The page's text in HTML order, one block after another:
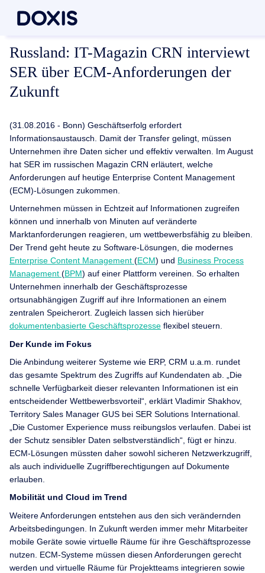
Russland: IT-Magazin CRN interviewt
SER über ECM-Anforderungen der
Zukunft
(31.08.2016 - Bonn) Geschäftserfolg erfordert
Informationsaustausch. Damit der Transfer gelingt, müssen
Unternehmen ihre Daten sicher und effektiv verwalten. Im August
hat SER im russischen Magazin CRN erläutert, welche
Anforderungen auf heutige Enterprise Content Management
(ECM)-Lösungen zukommen.
Unternehmen müssen in Echtzeit auf Informationen zugreifen
können und innerhalb von Minuten auf veränderte
Marktanforderungen reagieren, um wettbewerbsfähig zu bleiben.
Der Trend geht heute zu Software-Lösungen, die modernes
Enterprise Content Management (ECM) und Business Process
Management (BPM) auf einer Plattform vereinen. So erhalten
Unternehmen innerhalb der Geschäftsprozesse
ortsunabhängigen Zugriff auf ihre Informationen an einem
zentralen Speicherort. Zugleich lassen sich hierüber
dokumentenbasierte Geschäftsprozesse flexibel steuern.
Der Kunde im Fokus
Die Anbindung weiterer Systeme wie ERP, CRM u.a.m. rundet
das gesamte Spektrum des Zugriffs auf Kundendaten ab. „Die
schnelle Verfügbarkeit dieser relevanten Informationen ist ein
entscheidender Wettbewerbsvorteil“, erklärt Vladimir Shakhov,
Territory Sales Manager GUS bei SER Solutions International.
„Die Customer Experience muss reibungslos verlaufen. Dabei ist
der Schutz sensibler Daten selbstverständlich“, fügt er hinzu.
ECM-Lösungen müssten daher sowohl sicheren Netzwerkzugriff,
als auch individuelle Zugriffberechtigungen auf Dokumente
erlauben.
Mobilität und Cloud im Trend
Weitere Anforderungen entstehen aus den sich verändernden
Arbeitsbedingungen. In Zukunft werden immer mehr Mitarbeiter
mobile Geräte sowie virtuelle Räume für ihre Geschäftsprozesse
nutzen. ECM-Systeme müssen diesen Anforderungen gerecht
werden und virtuelle Räume für Projektteams integrieren sowie